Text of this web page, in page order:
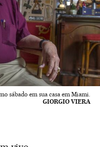
sábado em sua casa em Miami.
GIORGIO VIERA